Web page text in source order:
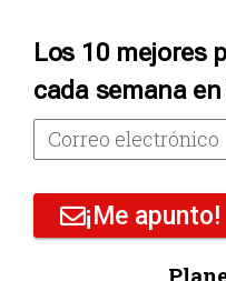
Los 10 mejores
cada semana
¡Me apunto!